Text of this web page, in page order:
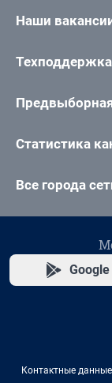
Наши
Техподдержка
Статистика
Все города
Контактные